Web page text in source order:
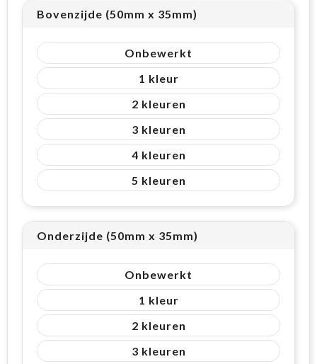
Bovenzijde (50mm x 35mm)
Onbewerkt
1
2
3
4
5
Onderzijde (50mm x 35mm)
Onbewerkt
1
2
3